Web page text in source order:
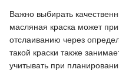
Важно выбирать
масляная краска может
отслаиванию через
такой краски также
учитывать при